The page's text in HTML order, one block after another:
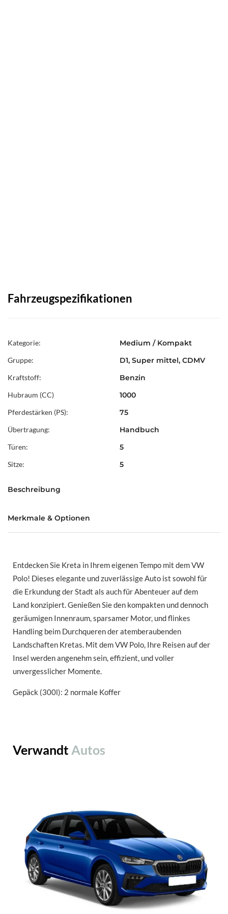
Fahrzeugspezifikationen
Kategorie: Medium / Kompakt
Gruppe: D1, Super mittel, CDMV
Kraftstoff: Benzin
Hubraum (CC) 1000
Pferdestärken (PS): 75
Übertragung: Handbuch
Türen: 5
Sitze: 5
Beschreibung
Merkmale & Optionen
Entdecken Sie Kreta in Ihrem eigenen Tempo mit dem VW
Polo! Dieses elegante und zuverlässige Auto ist sowohl für
die Erkundung der Stadt als auch für Abenteuer auf dem
Land konzipiert. Genießen Sie den kompakten und dennoch
geräumigen Innenraum, sparsamer Motor, und flinkes
Handling beim Durchqueren der atemberaubenden
Landschaften Kretas. Mit dem VW Polo, Ihre Reisen auf der
Insel werden angenehm sein, effizient, und voller
unvergesslicher Momente.
Gepäck (300l): 2 normale Koffer
Verwandt Autos